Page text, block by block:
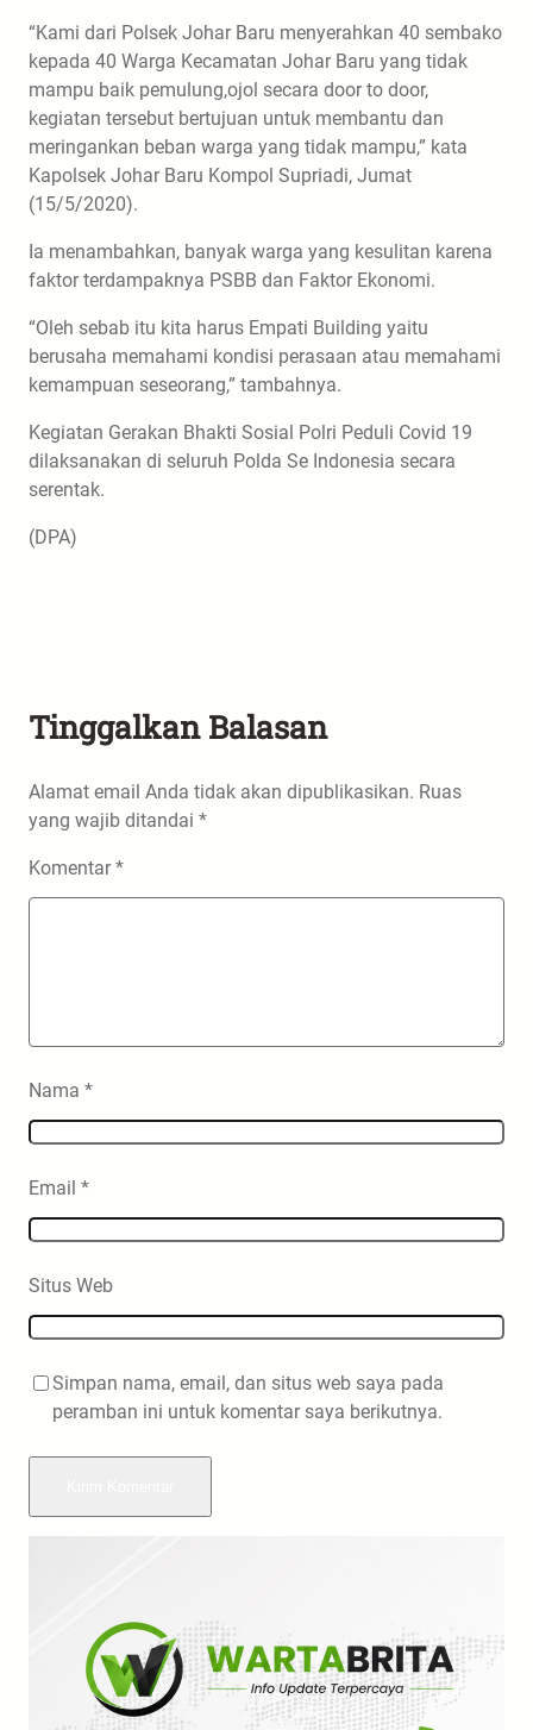
“Kami dari Polsek Johar Baru menyerahkan 40 sembako
kepada 40 Warga Kecamatan Johar Baru yang tidak
mampu baik pemulung,ojol secara door to door,
kegiatan tersebut bertujuan untuk membantu dan
meringankan beban warga yang tidak mampu,” kata
Kapolsek Johar Baru Kompol Supriadi, Jumat
(15/5/2020).
Ia menambahkan, banyak warga yang kesulitan karena
faktor terdampaknya PSBB dan Faktor Ekonomi.
“Oleh sebab itu kita harus Empati Building yaitu
berusaha memahami kondisi perasaan atau memahami
kemampuan seseorang,” tambahnya.
Kegiatan Gerakan Bhakti Sosial Polri Peduli Covid 19
dilaksanakan di seluruh Polda Se Indonesia secara
serentak.
(DPA)
Tinggalkan Balasan
Alamat email Anda tidak akan dipublikasikan. Ruas
yang wajib ditandai *
Komentar*
Nama *
Email *
Situs Web
Simpan nama, email, dan situs web saya pada
peramban ini untuk komentar saya berikutnya.